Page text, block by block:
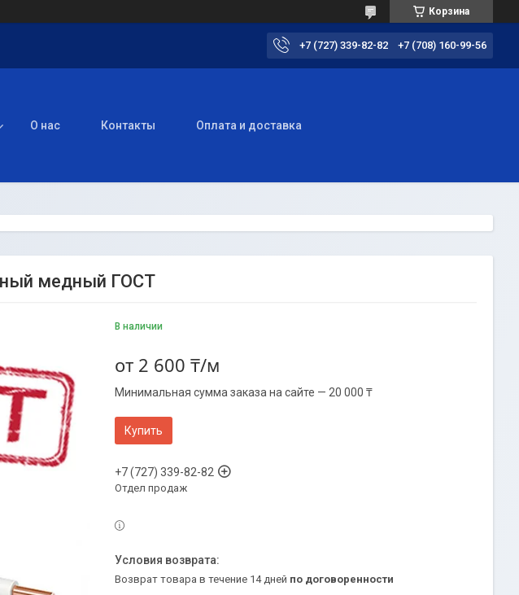
Корзина
+7 (727) 339-82-82 +7 (708) 160-99-56
О нас Контакты Оплата и доставка
медный ГОСТ
В наличии
от 2 600 ₸/м
Минимальная сумма заказа на сайте — 20 000 ₸
Купить
+7 (727) 339-82-82
Отдел продаж
возврат товара в течение 14 дней по договоренности